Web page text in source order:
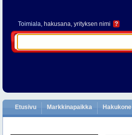
Toimiala, hakusana, yrityksen nimi ?
Etusivu Markkinapaikka Hakukone